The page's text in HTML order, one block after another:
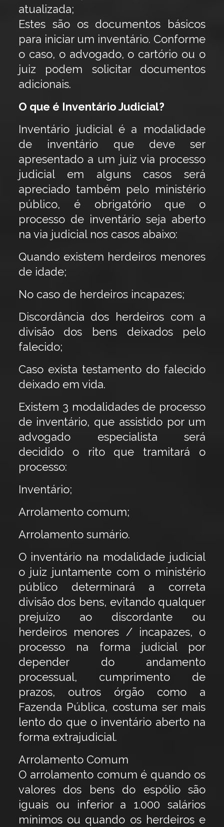
atualizada;
Estes são os documentos básicos
para iniciar um inventário. Conforme
o caso, o advogado, o cartório ou o
juiz podem solicitar documentos
adicionais.
O que é Inventário Judicial?
Inventário judicial é a modalidade
de inventário que deve ser
apresentado a um juiz via processo
judicial em alguns casos será
apreciado também pelo ministério
público, é obrigatório que o
processo de inventário seja aberto
na via judicial nos casos abaixo:
Quando existem herdeiros menores
de idade;
No caso de herdeiros incapazes;
Discordância dos herdeiros com a
divisão dos bens deixados pelo
falecido;
Caso exista testamento do falecido
deixado em vida.
Existem 3 modalidades de processo
de inventário, que assistido por um
advogado especialista será
decidido o rito que tramitará o
processo:
Inventário;
Arrolamento comum;
Arrolamento sumário.
O inventário na modalidade judicial
o juiz juntamente com o ministério
público determinará a correta
divisão dos bens, evitando qualquer
prejuízo ao discordante ou
herdeiros menores / incapazes, o
processo na forma judicial por
depender do andamento
processual, cumprimento de
prazos, outros órgão como a
Fazenda Pública, costuma ser mais
lento do que o inventário aberto na
forma extrajudicial.
Arrolamento Comum
O arrolamento comum é quando os
valores dos bens do espólio são
iguais ou inferior a 1.000 salários
mínimos ou quando os herdeiros e